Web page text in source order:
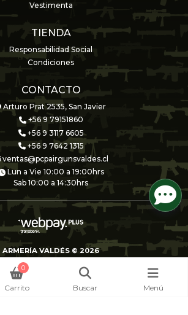
Vestimenta
TIENDA
Responsabilidad Social
Condiciones
CONTACTO
Arturo Prat 2535, San Javier
+56 9 79151860
+56 9 3117 6605
+56 9 7642 1315
ventas@pcpairgunsvaldes.cl
Lun a Vie 10:00 a 19:00hrs
Sab 10:00 a 14:30hrs
ARMERÍA VALDÉS © 2026
Creado por
0
Carrito Buscar Menú